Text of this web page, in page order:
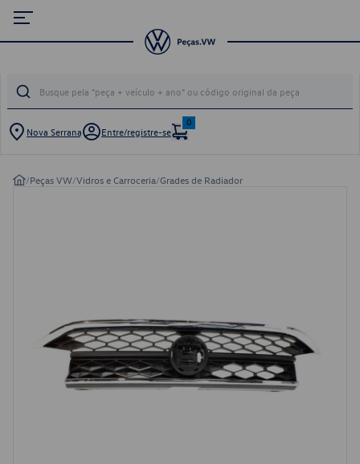
Nova Serrana Entre/registre-se
0
/Peças VW/Vidros e Carroceria/Grades de Radiador